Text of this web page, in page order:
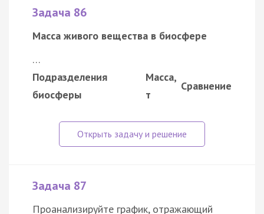
Задача 86
Масса живого вещества в биосфере
…
Подразделения
биосферы
Масса,
т
Сравнение
Задача 87
Проанализируйте график, отражающий